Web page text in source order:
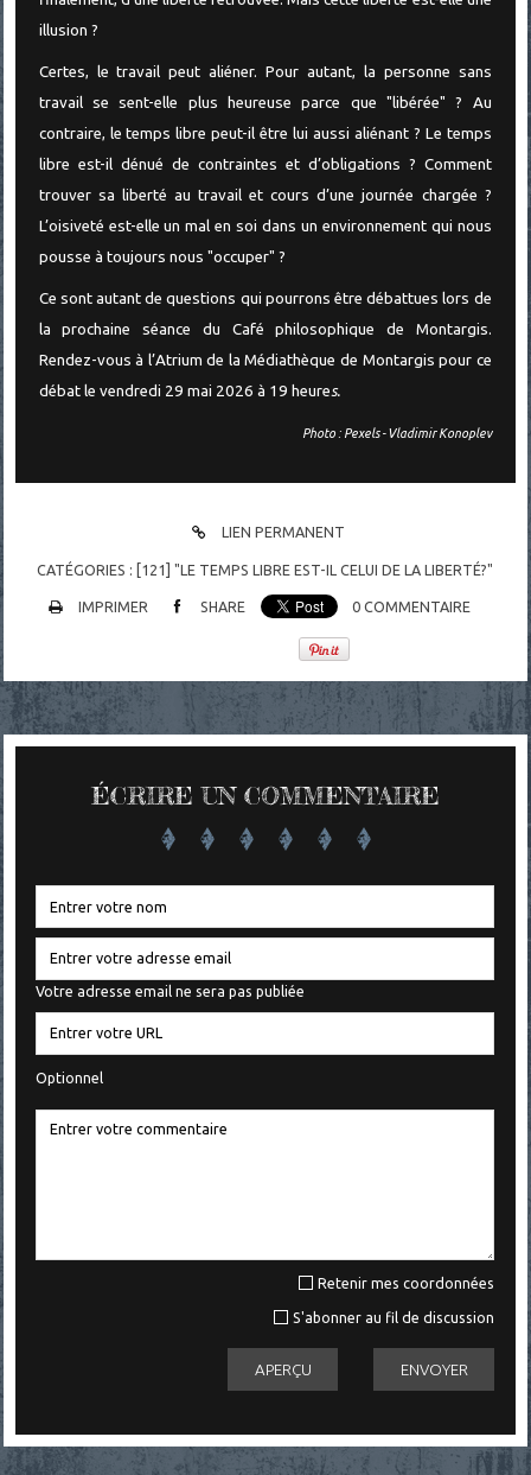
illusion ?
Certes, le travail peut aliéner. Pour autant, la personne sans
travail se sent-elle plus heureuse parce que "libérée" ? Au
contraire, le temps libre peut-il être lui aussi aliénant ? Le temps
libre est-il dénué de contraintes et d’obligations ? Comment
trouver sa liberté au travail et cours d’une journée chargée ?
L’oisiveté est-elle un mal en soi dans un environnement qui nous
pousse à toujours nous "occuper" ?
Ce sont autant de questions qui pourrons être débattues lors de
la prochaine séance du Café philosophique de Montargis.
Rendez-vous à l’Atrium de la Médiathèque de Montargis pour ce
débat le vendredi 29 mai 2026 à 19 heures.
Photo : Pexels - Vladimir Konoplev
LIEN PERMANENT
CATÉGORIES : [121] "LE TEMPS LIBRE EST-IL CELUI DE LA LIBERTÉ?"
IMPRIMER SHARE 0 COMMENTAIRE
ÉCRIRE UN COMMENTAIRE
Votre adresse email ne sera pas publiée
Optionnel
Retenir mes coordonnées
S'abonner au fil de discussion